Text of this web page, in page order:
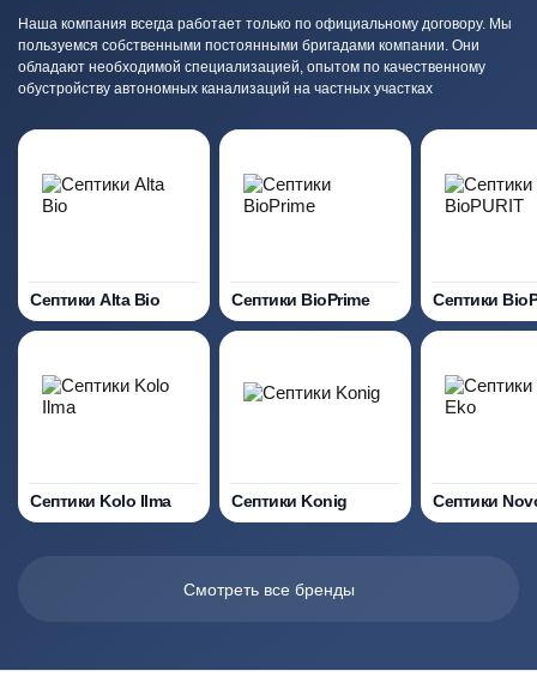
Наша компания всегда работает только по официальному договору. Мы
пользуемся собственными постоянными бригадами компании. Они
обладают необходимой специализацией, опытом по качественному
обустройству автономных канализаций на частных участках
Септики Alta Bio Септики BioPrime Септики
Септики Kolo Ilma Септики Konig Септики
Смотреть все бренды